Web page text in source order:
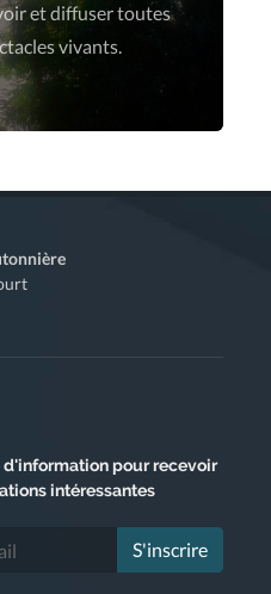
et diffuser toutes
vivants.
d'information pour recevoir
intéressantes
S'inscrire